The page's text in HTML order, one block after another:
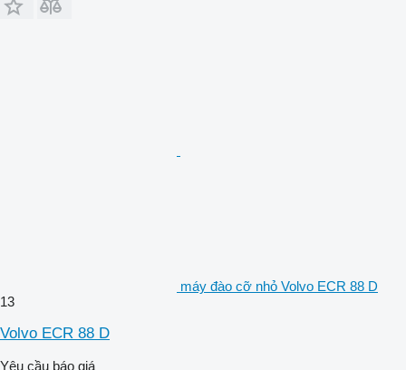
máy đào cỡ nhỏ Volvo ECR 88 D
13
Volvo ECR 88 D
Yêu cầu báo giá